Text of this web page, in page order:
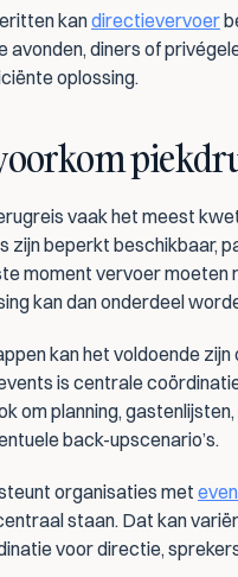
kan directievervoer
avonden, diners of
oplossing.
vaak het meest
zijn beperkt beschikbaar,
moment vervoer moeten
kan dan onderdeel
kan het voldoende
is centrale
om planning,
back-upscenario’s.
organisaties met
staan. Dat kan
voor directie,